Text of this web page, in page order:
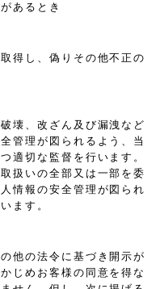
あるとき
得し、偽りその他不正の
壊、改ざん及び漏洩など
管理が図られるよう、当
適切な監督を行います。
扱いの全部又は一部を委
情報の安全管理が図られ
ます。
他の法令に基づき開示が
じめお客様の同意を得な